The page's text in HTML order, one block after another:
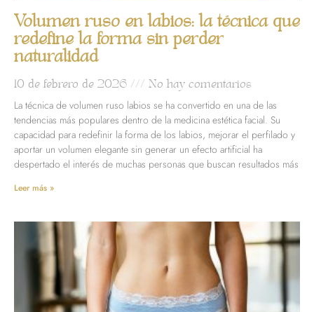
Volumen ruso en labios: la técnica que
redefine la forma sin perder
naturalidad
10 de febrero de 2026 No hay comentarios
La técnica de volumen ruso labios se ha convertido en una de las
tendencias más populares dentro de la medicina estética facial. Su
capacidad para redefinir la forma de los labios, mejorar el perfilado y
aportar un volumen elegante sin generar un efecto artificial ha
despertado el interés de muchas personas que buscan resultados más
Leer más »